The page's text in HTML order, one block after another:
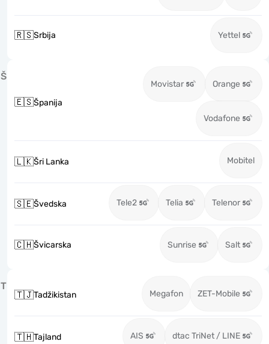
🇷🇸Srbija Yettel
Š
🇪🇸Španija
Movistar Orange
Vodafone
🇱🇰Šri Lanka Mobitel
🇸🇪Švedska Tele2 Telia Telenor
🇨🇭Švicarska Sunrise Salt
T
🇹🇯Tadžikistan Megafon ZET-Mobile
🇹🇭Tajland AIS dtac TriNet / LINE